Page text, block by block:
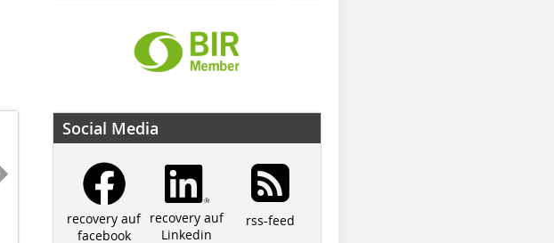
Social Media
recovery auf
facebook
recovery auf
Linkedin
rss-feed